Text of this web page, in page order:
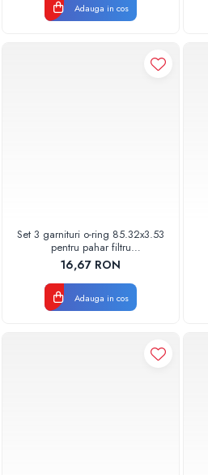
Adauga in cos
Set 3 garnituri o-ring 85.32x3.53
pentru pahar filtru
AQUA06030000000
16,67 RON
Adauga in cos